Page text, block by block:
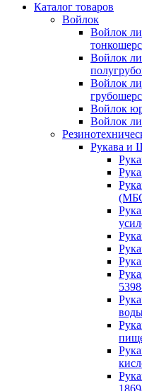
Каталог товаров
Войлок
Войлок
Войлок
Войлок
Войлок
Войлок
Рукава и